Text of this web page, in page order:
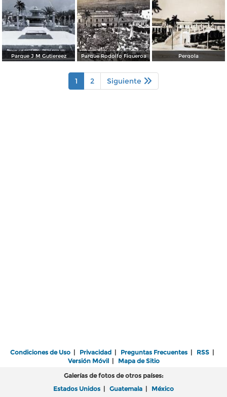
Parque J M Gutiereez Parque Rodolfo Figueroa Pergola
1 2 Siguiente
Condiciones de Uso | Privacidad | Preguntas Frecuentes | RSS |
Versión Móvil| Mapa de Sitio
Galerías de fotos de otros países:
Estados Unidos | Guatemala | México